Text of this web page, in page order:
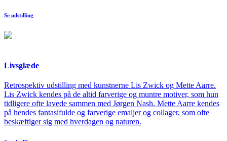
Se udstilling
Livsglæde
Retrospektiv udstilling med kunstnerne Lis Zwick og Mette Aarre.
Lis Zwick kendes på de altid farverige og muntre motiver, som hun
tidligere ofte lavede sammen med Jørgen Nash. Mette Aarre kendes
på hendes fantasifulde og farverige emaljer og collager, som ofte
beskæftiger sig med hverdagen og naturen.